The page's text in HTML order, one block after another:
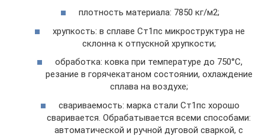
плотность материала: 7850 кг/м2;
хрупкость: в сплаве Ст1пс микроструктура не
склонна к отпускной хрупкости;
обработка: ковка при температуре до 750°С,
резание в горячекатаном состоянии, охлаждение
сплава на воздухе;
свариваемость: марка стали Ст1пс хорошо
сваривается. Обрабатывается всеми способами:
автоматической и ручной дуговой сваркой, с